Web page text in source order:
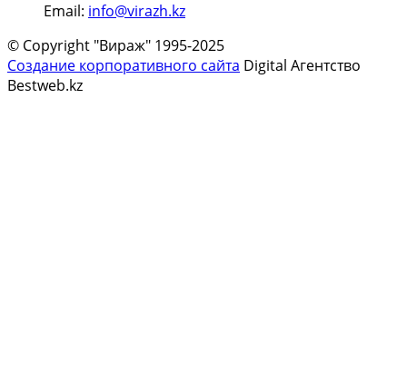
Email: info@virazh.kz
© Copyright "Вираж" 1995-2025
Создание корпоративного сайта Digital Агентство
Bestweb.kz